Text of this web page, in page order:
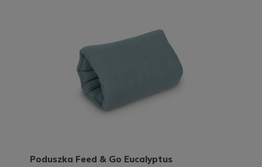
Poduszka Feed & Go Eucalyptus